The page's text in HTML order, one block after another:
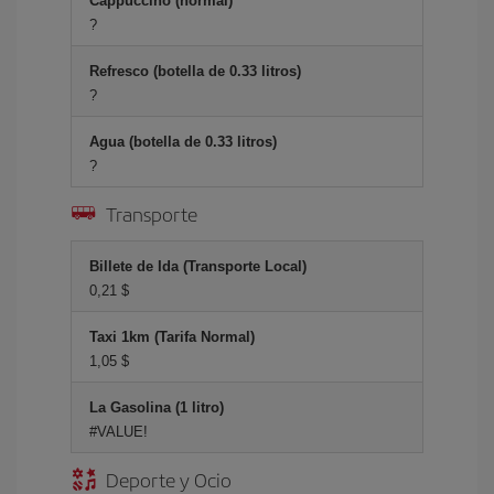
?
Refresco (botella de 0.33 litros)
?
Agua (botella de 0.33 litros)
?
Transporte
Billete de Ida (Transporte Local)
0,21 $
Taxi 1km (Tarifa Normal)
1,05 $
La Gasolina (1 litro)
#VALUE!
Deporte y Ocio